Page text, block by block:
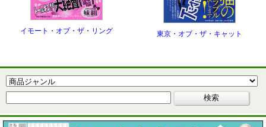
イモート・オブ・ザ・リング 東京・オブ・ザ・キャット